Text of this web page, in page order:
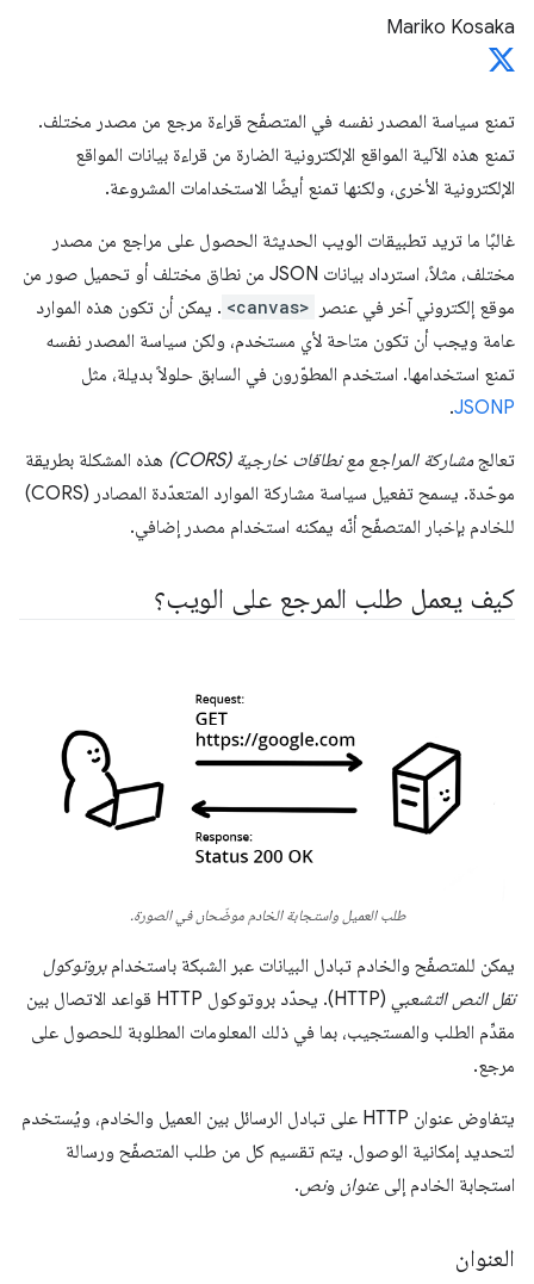
Mariko Kosaka
تمنع سياسة المصدر نفسه في المتصفّح قراءة مرجع من مصدر مختلف.
تمنع هذه الآلية المواقع الإلكترونية الضارة من قراءة بيانات المواقع
الإلكترونية الأخرى، ولكنها تمنع أيضًا الاستخدامات المشروعة.
غالبًا ما تريد تطبيقات الويب الحديثة الحصول على مراجع من مصدر
مختلف، مثلاً، استرداد بيانات JSON من نطاق مختلف أو تحميل صور من
موقع إلكتروني آخر في عنصر
<canvas> . يمكن أن تكون هذه الموارد
عامة ويجب أن تكون متاحة لأي مستخدم، ولكن سياسة المصدر نفسه
تمنع استخدامها. استخدم المطوّرون في السابق حلولاً بديلة، مثل
JSONP
.
تعالج مشاركة المراجع مع نطاقات خارجية (CORS)
هذه المشكلة بطريقة
موحّدة. يسمح تفعيل سياسة مشاركة الموارد المتعدّدة المصادر (CORS)
للخادم بإخبار المتصفّح أنّه يمكنه استخدام مصدر إضافي.
كيف يعمل طلب المرجع على الويب؟
طلب العميل واستجابة الخادم موضّحان في الصورة.
يمكن للمتصفّح والخادم تبادل البيانات عبر الشبكة باستخدامبروتوكول
نقل النص التشعبي
(HTTP). يحدّد بروتوكول HTTP قواعد الاتصال بين
مقدِّم الطلب والمستجيب، بما في ذلك المعلومات المطلوبة للحصول على
مرجع.
يتفاوض عنوان HTTP على تبادل الرسائل بين العميل والخادم، ويُستخدم
لتحديد إمكانية الوصول. يتم تقسيم كل من طلب المتصفّح ورسالة
استجابة الخادم إلى عنوان ونص.
العنوان